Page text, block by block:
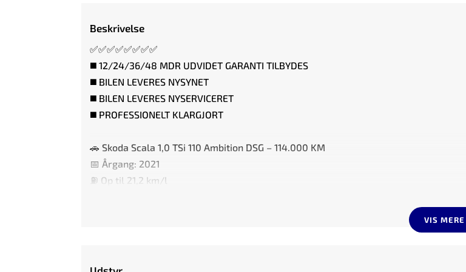
Beskrivelse
✅✅✅✅✅✅✅✅
◼️ 12/24/36/48 MDR UDVIDET GARANTI TILBYDES
◼️ BILEN LEVERES NYSYNET
◼️ BILEN LEVERES NYSERVICERET
◼️ PROFESSIONELT KLARGJORT
🚗 Skoda Scala 1,0 TSi 110 Ambition DSG – 114.000 KM
📅 Årgang: 2021
⛽ Op til 21,2 km/l
VIS MERE